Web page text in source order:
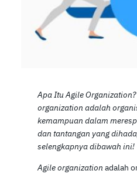
Apa Itu Agile
organization adalah
kemampuan dalam
dan tantangan yang
selengkapnya dibawah ini!
Agile organization adalah